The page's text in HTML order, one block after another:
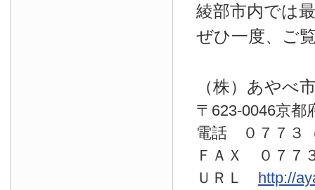
綾部市内では
ぜひ一度、ご
（株）あやべ
〒623-0046京都
電話 ０７７
ＦＡＸ ０７７
ＵＲＬ http://